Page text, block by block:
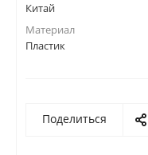
Китай
Материал
Пластик
Поделиться